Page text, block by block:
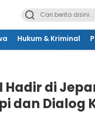
Hukum & Kriminal
Hadir di
dan Dialog